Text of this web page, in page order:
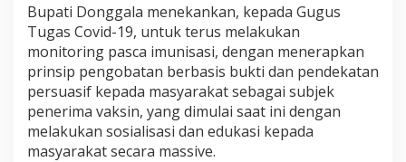
Bupati Donggala menekankan, kepada Gugus
Tugas Covid-19, untuk terus melakukan
monitoring pasca imunisasi, dengan menerapkan
prinsip pengobatan berbasis bukti dan pendekatan
persuasif kepada masyarakat sebagai subjek
penerima vaksin, yang dimulai saat ini dengan
melakukan sosialisasi dan edukasi kepada
masyarakat secara massive.